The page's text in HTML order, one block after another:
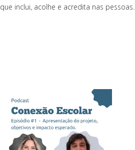
que inclui, acolhe e acredita nas pessoas.